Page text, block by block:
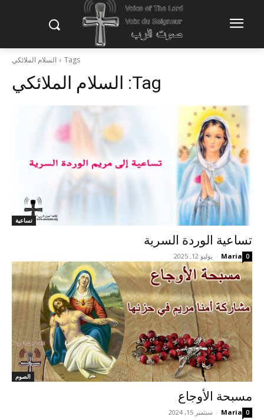
Tags السلام الملائكي
Tag: السلام الملائكي
تساعية
تساعية الوردة السرية
Maria
- يوليو 12, 2025 0
الصوم
مسبحة الأوجاع
Maria
- سبتمبر 15, 2024 0